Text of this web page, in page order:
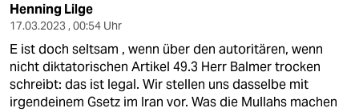
Henning Lilge
17.03.2023 , 00:54 Uhr
E ist doch seltsam , wenn über den autoritären, wenn
nicht diktatorischen Artikel 49.3 Herr Balmer trocken
schreibt: das ist legal. Wir stellen uns dasselbe mit
irgendeinem Gsetz im Iran vor. Was die Mullahs machen